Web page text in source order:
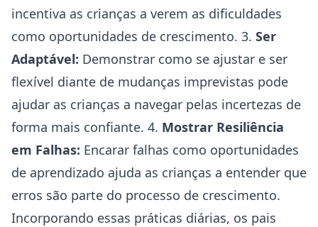
incentiva as crianças a verem as dificuldades
como oportunidades de crescimento. 3. Ser
Adaptável: Demonstrar como se ajustar e ser
flexível diante de mudanças imprevistas pode
ajudar as crianças a navegar pelas incertezas de
forma mais confiante. 4. Mostrar Resiliência
em Falhas: Encarar falhas como oportunidades
de aprendizado ajuda as crianças a entender que
erros são parte do processo de crescimento.
Incorporando essas práticas diárias, os pais